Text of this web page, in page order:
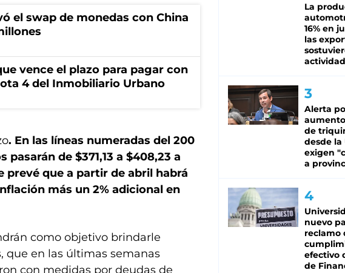
el swap de monedas con China
vence el plazo para pagar con
4 del Inmobiliario Urbano
. En las líneas numeradas del 200
de $371,13 a $408,23 a
prevé que a partir de abril habrá
más un 2% adicional en
como objetivo brindarle
que en las últimas semanas
con medidas por deudas de
La
16% en
las
actividad
Alerta
de
desde la
exigen
a
nuevo
reclamo
efectivo
de